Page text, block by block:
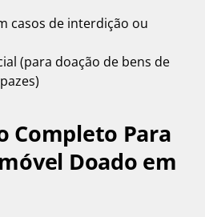
casos de interdição ou
(para doação de bens de
Completo Para
Doado em